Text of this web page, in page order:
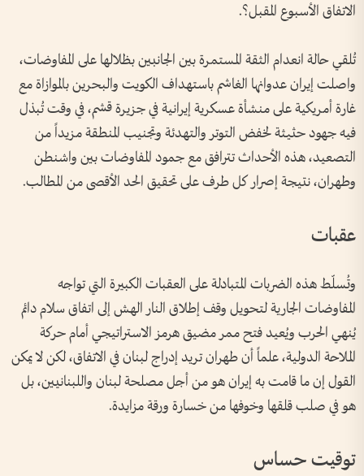
الاتفاق الأسبوع المقبل؟.
تُلقي حالة انعدام الثقة المستمرة بين الجانبين بظلالها على المفاوضات،
واصلت إيران عدوانها الغاشم باستهداف الكويت والبحرين بالموازاة مع
غارة أمريكية على منشأة عسكرية إيرانية في جزيرة قشم، في وقت تُبذل
فيه جهود حثيثة لخفض التوتر والتهدئة وتجنيب المنطقة مزيداً من
التصعيد، هذه الأحداث تترافق مع جمود المفاوضات بين واشنطن
وطهران، نتيجة إصرار كل طرف على تحقيق الحد الأقصى من المطالب.
عقبات
وتُسلّط هذه الضربات المتبادلة على العقبات الكبيرة التي تواجه
المفاوضات الجارية لتحويل وقف إطلاق النار الهش إلى اتفاق سلام دائم
يُنهي الحرب ويُعيد فتح ممر مضيق هرمز الاستراتيجي أمام حركة
الملاحة الدولية، علماً أن طهران تريد إدراج لبنان في الاتفاق، لكن لا يمكن
القول إن ما قامت به إيران هو من أجل مصلحة لبنان واللبنانيين، بل
هو في صلب قلقها وخوفها من خسارة ورقة مزايدة.
توقيت حساس